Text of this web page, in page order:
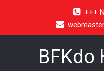
+++
BFKdo